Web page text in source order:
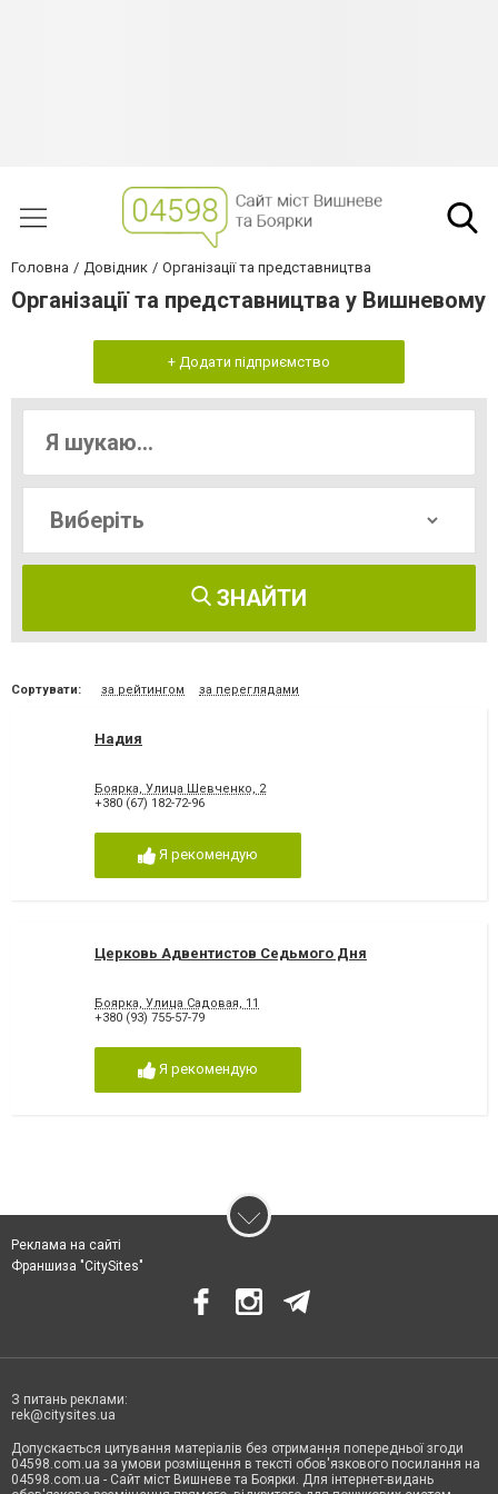
Головна Довідник Організації та представництва
Організації та представництва у Вишневому
+ Додати підприємство
ЗНАЙТИ
Сортувати: за рейтингом за переглядами
Надия
Боярка, Улица Шевченко, 2
+380 (67) 182-72-96
Я рекомендую
Церковь Адвентистов Седьмого Дня
Боярка, Улица Садовая, 11
+380 (93) 755-57-79
Я рекомендую
Реклама на сайті
Франшиза "CitySites"
З питань реклами:
rek@citysites.ua
Допускається цитування матеріалів без отримання попередньої згоди
04598.com.ua за умови розміщення в тексті обов'язкового посилання на
04598.com.ua - Сайт міст Вишневе та Боярки. Для інтернет-видань